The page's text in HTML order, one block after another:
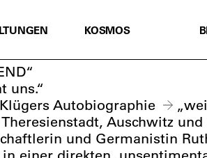
KOSMOS
uns.“
Autobiographie
Auschwitz
und Germanistin